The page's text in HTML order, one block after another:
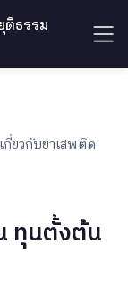
ติธรรม
กี่ยวกับยาเสพติด
ทุนตั้งต้น